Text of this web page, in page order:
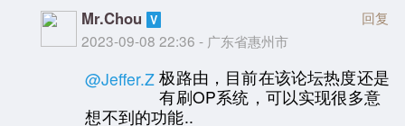
Mr.Chou
2023-09-08 22:36 - 广东省惠州市
回复
@Jeffer.Z 极路由，目前在该论坛热度还是
有刷OP系统，可以实现很多意
想不到的功能..